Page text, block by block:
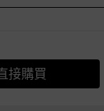
接購買